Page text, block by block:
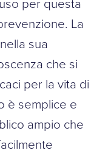
La
sua
che si
per la vita di
è semplice e
ampio che